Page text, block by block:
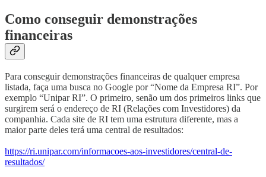
Como conseguir demonstrações
financeiras
Para conseguir demonstrações financeiras de qualquer empresa
listada, faça uma busca no Google por “Nome da Empresa RI”. Por
exemplo “Unipar RI”. O primeiro, senão um dos primeiros links que
surgirem será o endereço de RI (Relações com Investidores) da
companhia. Cada site de RI tem uma estrutura diferente, mas a
maior parte deles terá uma central de resultados:
https://ri.unipar.com/informacoes-aos-investidores/central-de-
resultados/